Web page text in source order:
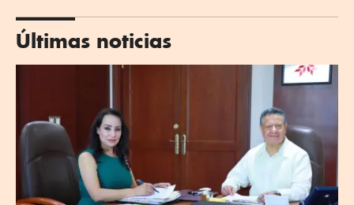
Últimas noticias